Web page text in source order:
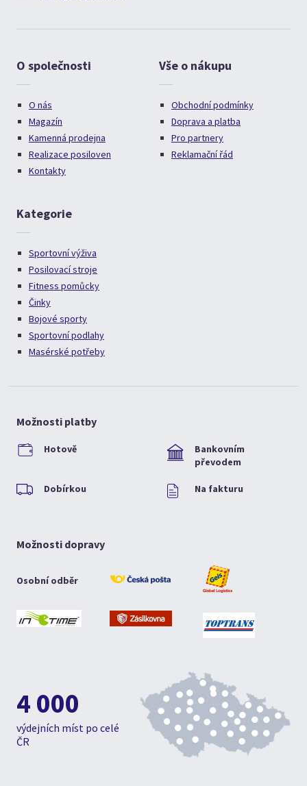
O společnosti
O nás
Magazín
Kamenná prodejna
Realizace posiloven
Kontakty
Vše o nákupu
Obchodní podmínky
Doprava a platba
Pro partnery
Reklamační řád
Kategorie
Sportovní výživa
Posilovací stroje
Fitness pomůcky
Činky
Bojové sporty
Sportovní podlahy
Masérské potřeby
Možnosti platby
Hotově
Bankovním
převodem
Dobírkou Na fakturu
Možnosti dopravy
Osobní odběr
4 000
výdejních míst po celé
ČR